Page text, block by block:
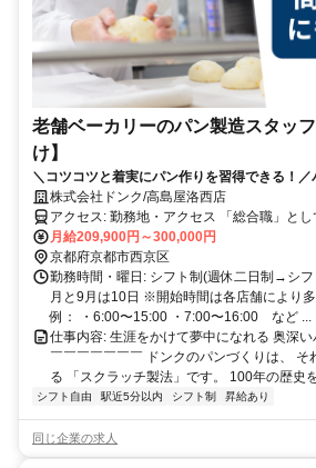
老舗ベーカリーのパン製造スタッ
け】
＼コツコツと着実にパン作りを習得できる！
仕事に。
株式会社ドンク/高島屋洛西店
アクセス: 勤務地・アクセス 「総合職」としての採用となりますの
で、 将来的にはキャリア形成のための職種
の可能性もございます。 ●初期配属について 最初の配属店舗について
は、 入社前に希望勤務地をお伺いの上、可
が、 ご希望や各店の欠員状況を総合的に勘
ただきます。 ●店舗異動について 一般社員の間は2～3年に一度の間
隔で、 近隣への店舗異動の可能性がござい
ご本人のご事情・希望を確認しながら、 最
せていただいています。 ●勤務先へのアクセス 各店舗最寄駅から徒歩
圏内の立地がほとんどです。 ※一部郊外の
くはお気軽にお問合せください。
月給209,900円～300,000円
京都府京都市西京区
勤務時間・曜日: シフト制(週休二日制→シ
月と9月は10日 ※開始時間は各店舗により
例： ・6:00〜15:00 ・7:00〜16:00 など ...
仕事内容: 生涯をかけて夢中になれる 奥深
￣￣￣￣￣￣￣ ドンクのパンづくりは、 そ
る 「スクラッチ製法」です。 100年の歴史
シフト自由 駅近5分以内 シフト制 昇給あり
同じ企業の求人